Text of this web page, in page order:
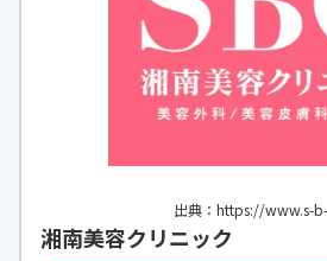
出典：https://www.s-
湘南美容クリニック